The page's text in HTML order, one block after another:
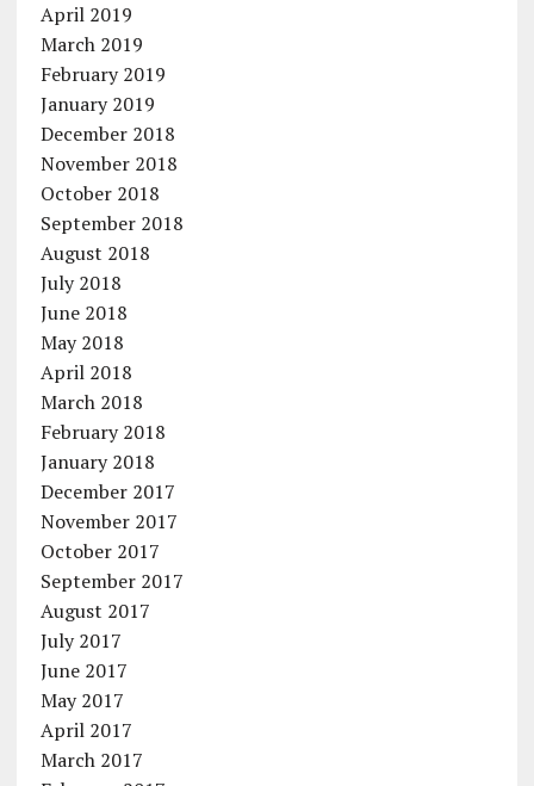
April 2019
March 2019
February 2019
January 2019
December 2018
November 2018
October 2018
September 2018
August 2018
July 2018
June 2018
May 2018
April 2018
March 2018
February 2018
January 2018
December 2017
November 2017
October 2017
September 2017
August 2017
July 2017
June 2017
May 2017
April 2017
March 2017